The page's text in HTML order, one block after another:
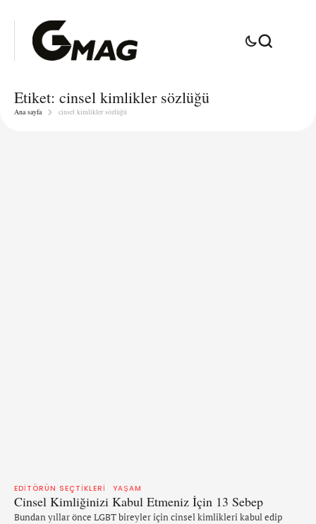
Etiket: cinsel kimlikler sözlüğü
Ana sayfa cinsel kimlikler sözlüğü
EDITÖRÜN SEÇTIKLERI YAŞAM
Cinsel Kimliğinizi Kabul Etmeniz İçin 13 Sebep
Bundan yıllar önce LGBT bireyler için cinsel kimlikleri kabul edip